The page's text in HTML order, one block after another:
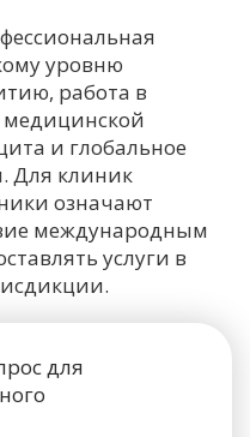
уровню
работа в
медицинской
и глобальное
Для клиник
означают
международным
услуги в
для